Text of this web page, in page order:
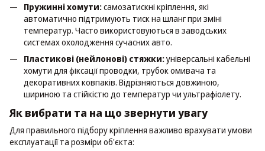
Пружинні хомути:самозатискні кріплення, які
автоматично підтримують тиск на шланг при зміні
температур. Часто використовуються в заводських
системах охолодження сучасних авто.
Пластикові (нейлонові) стяжки:універсальні кабельні
хомути для фіксації проводки, трубок омивача та
декоративних ковпаків. Відрізняються довжиною,
шириною та стійкістю до температур чи ультрафіолету.
Як вибрати та на що звернути увагу
Для правильного підбору кріплення важливо врахувати умови
експлуатації та розміри об'єкта: